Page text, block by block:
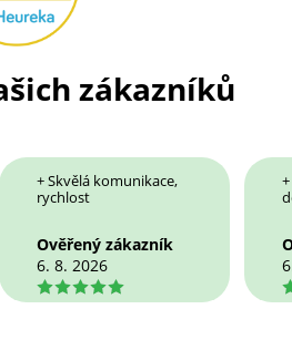
zákazníků
+ Skvělá komunikace,
rychlost
Ověřený zákazník
6. 8. 2026
5
5